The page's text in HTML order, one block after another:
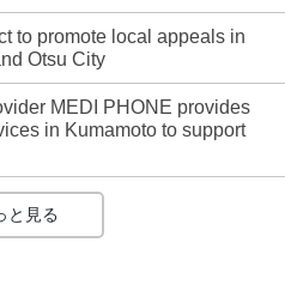
to promote local appeals in
Otsu City
MEDI PHONE provides
in Kumamoto to support
と見る